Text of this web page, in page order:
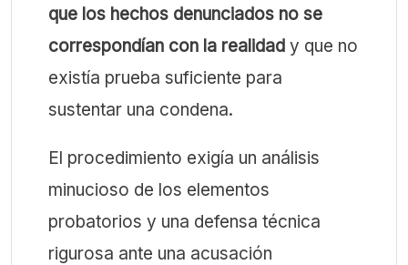
que los hechos denunciados no se
correspondían con la realidad y que no
existía prueba suficiente para
sustentar una condena.
El procedimiento exigía un análisis
minucioso de los elementos
probatorios y una defensa técnica
rigurosa ante una acusación